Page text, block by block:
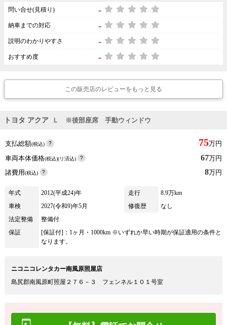
問い合せ(見積り) -
納車までの対応 -
説明のわかりやすさ -
おすすめ度 -
この販売店のレビューをもっと見る
トヨタ アクア Ｌ ※後部座席 手動ウィンドウ
支払総額(税込) 75万円
車両本体価格(税込)(リ済込) 67万円
諸費用(税込) 8万円
年式 2012(平成24)年 走行
8.9万km
車検
2027(令和9)年5月 修復歴
なし
法定整備
整備付
保証
[保証付]：1ヶ月・1000km ※いずれか早い時期が保証適用の条件と
なります。
ニコニコレンタカー南風原照屋店
島尻郡南風原町照屋２７６－３ フェンネル１０１号室